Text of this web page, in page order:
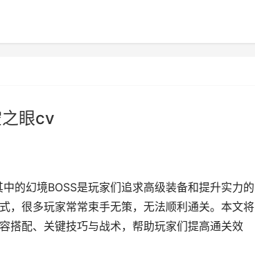
之眼cv
的幻境BOSS是玩家们追求高级装备和提升实力的
，很多玩家常常束手无策，无法顺利通关。本文将
搭配、关键技巧与战术，帮助玩家们提高通关效